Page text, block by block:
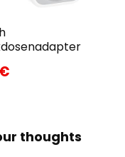
thoughts